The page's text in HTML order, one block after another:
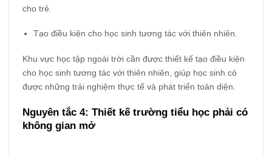
cho trẻ.
Tạo điều kiện cho học sinh tương tác với thiên nhiên.
Khu vực học tập ngoài trời cần được thiết kế tạo điều kiện
cho học sinh tương tác với thiên nhiên, giúp học sinh có
được những trải nghiệm thực tế và phát triển toàn diện.
Nguyên tắc 4: Thiết kế trường tiểu học phải có
không gian mở